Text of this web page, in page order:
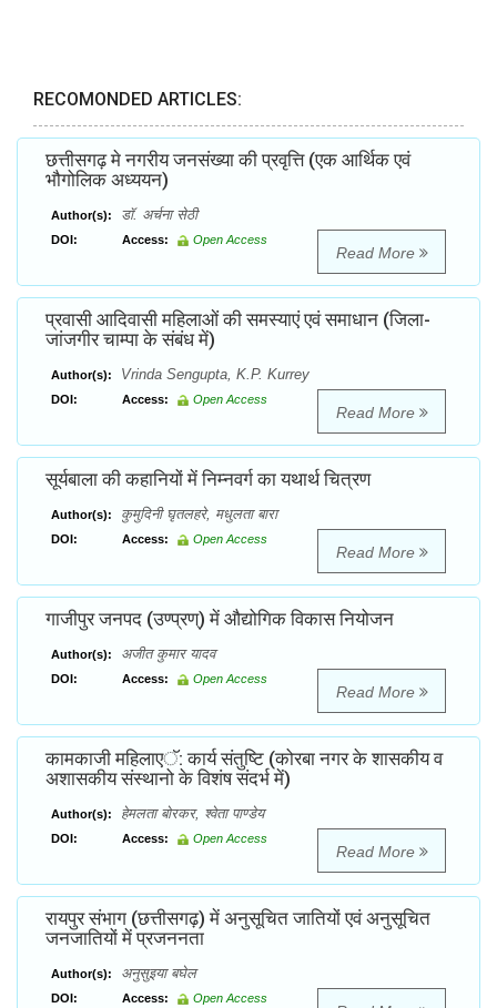
RECOMONDED ARTICLES:
छत्तीसगढ़ मे नगरीय जनसंख्या की प्रवृत्ति (एक आर्थिक एवं
भौगोलिक अध्ययन)
Author(s): डाॅ. अर्चना सेठी
DOI: Access: Open Access
Read More
प्रवासी आदिवासी महिलाओं की समस्याएं एवं समाधान (जिला-
जांजगीर चाम्पा के संबंध में)
Author(s): Vrinda Sengupta, K.P. Kurrey
DOI: Access: Open Access
Read More
सूर्यबाला की कहानियों में निम्नवर्ग का यथार्थ चित्रण
Author(s): कुमुदिनी घृतलहरे, मधुलता बारा
DOI: Access: Open Access
Read More
गाजीपुर जनपद (उण्प्रण्) में औद्योगिक विकास नियोजन
Author(s): अजीत कुमार यादव
DOI: Access: Open Access
Read More
कामकाजी महिलाएॅ: कार्य संतुष्टि (कोरबा नगर के शासकीय व
अशासकीय संस्थानो के विशंष संदर्भ में)
Author(s): हेमलता बोरकर, श्वेता पाण्डेय
DOI: Access: Open Access
Read More
रायपुर संभाग (छत्तीसगढ़) में अनुसूचित जातियों एवं अनुसूचित
जनजातियों में प्रजननता
Author(s): अनुसुइया बघेल
DOI: Access: Open Access